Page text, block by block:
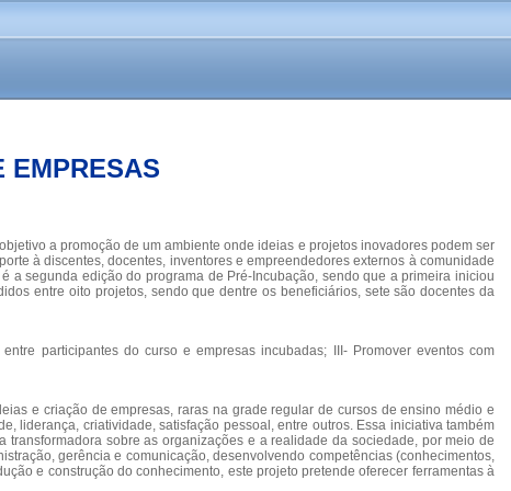
EMPRESAS
a promoção de um ambiente onde ideias e projetos inovadores podem ser
à discentes, docentes, inventores e empreendedores externos à comunidade
a segunda edição do programa de Pré-Incubação, sendo que a primeira iniciou
entre oito projetos, sendo que dentre os beneficiários, sete são docentes da
participantes do curso e empresas incubadas; III- Promover eventos com
e criação de empresas, raras na grade regular de cursos de ensino médio e
liderança, criatividade, satisfação pessoal, entre outros. Essa iniciativa também
sobre as organizações e a realidade da sociedade, por meio de
gerência e comunicação, desenvolvendo competências (conhecimentos,
e construção do conhecimento, este projeto pretende oferecer ferramentas à